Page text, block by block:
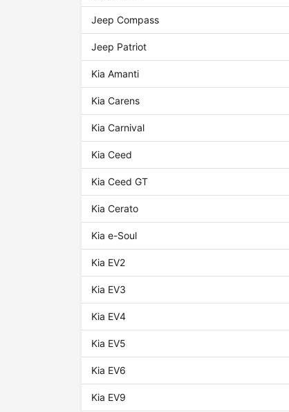
Jeep Compass
Jeep Patriot
Kia Amanti
Kia Carens
Kia Carnival
Kia Ceed
Kia Ceed GT
Kia Cerato
Kia e-Soul
Kia EV2
Kia EV3
Kia EV4
Kia EV5
Kia EV6
Kia EV9